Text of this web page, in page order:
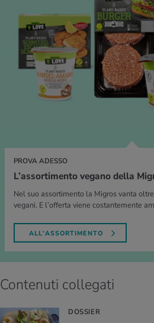
PROVA ADESSO
L’assortimento vegano della
Nel suo assortimento la Migros vanta
vegani. E l’offerta viene costantemente
ALL'ASSORTIMENTO
Contenuti collegati
DOSSIER